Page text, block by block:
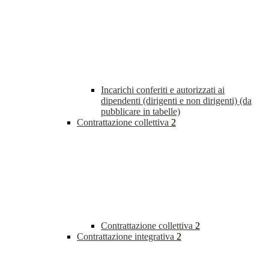
Incarichi conferiti e autorizzati ai
dipendenti (dirigenti e non dirigenti) (da
pubblicare in tabelle)
Contrattazione collettiva 2
Contrattazione collettiva 2
Contrattazione integrativa 2